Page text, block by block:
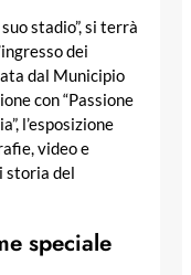
stadio”, si terrà
dei
dal Municipio
con “Passione
l’esposizione
video e
storia del
speciale